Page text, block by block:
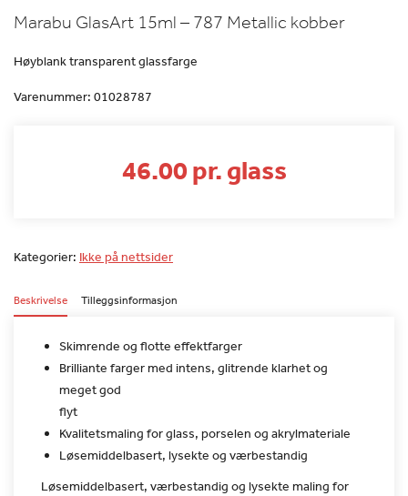
Marabu GlasArt 15ml – 787 Metallic kobber
Høyblank transparent glassfarge
Varenummer: 01028787
46.00 pr. glass
Kategorier: Ikke på nettsider
Beskrivelse Tilleggsinformasjon
Skimrende og flotte effektfarger
Brilliante farger med intens, glitrende klarhet og
meget god
flyt
Kvalitetsmaling for glass, porselen og akrylmateriale
Løsemiddelbasert, lysekte og værbestandig
Løsemiddelbasert, værbestandig og lysekte maling for